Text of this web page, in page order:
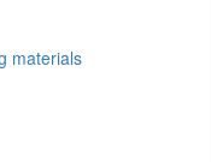
materials